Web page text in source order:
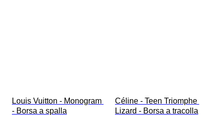
Louis Vuitton - Monogram
- Borsa a spalla
Céline - Teen Triomphe
Lizard - Borsa a tracolla